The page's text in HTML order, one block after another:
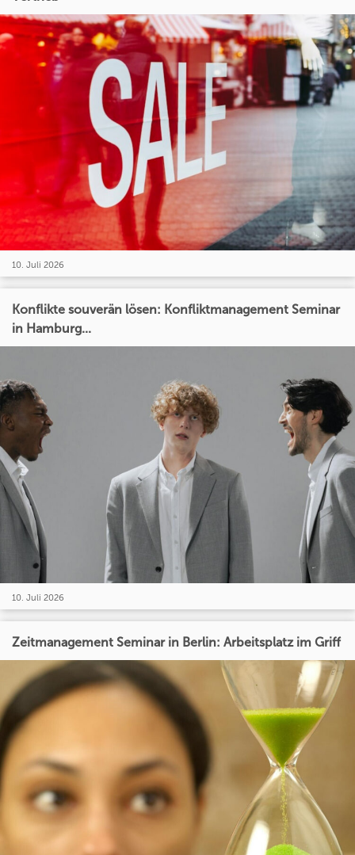
10. Juli 2026
Konflikte souverän lösen: Konfliktmanagement Seminar
in Hamburg...
10. Juli 2026
Zeitmanagement Seminar in Berlin: Arbeitsplatz im Griff